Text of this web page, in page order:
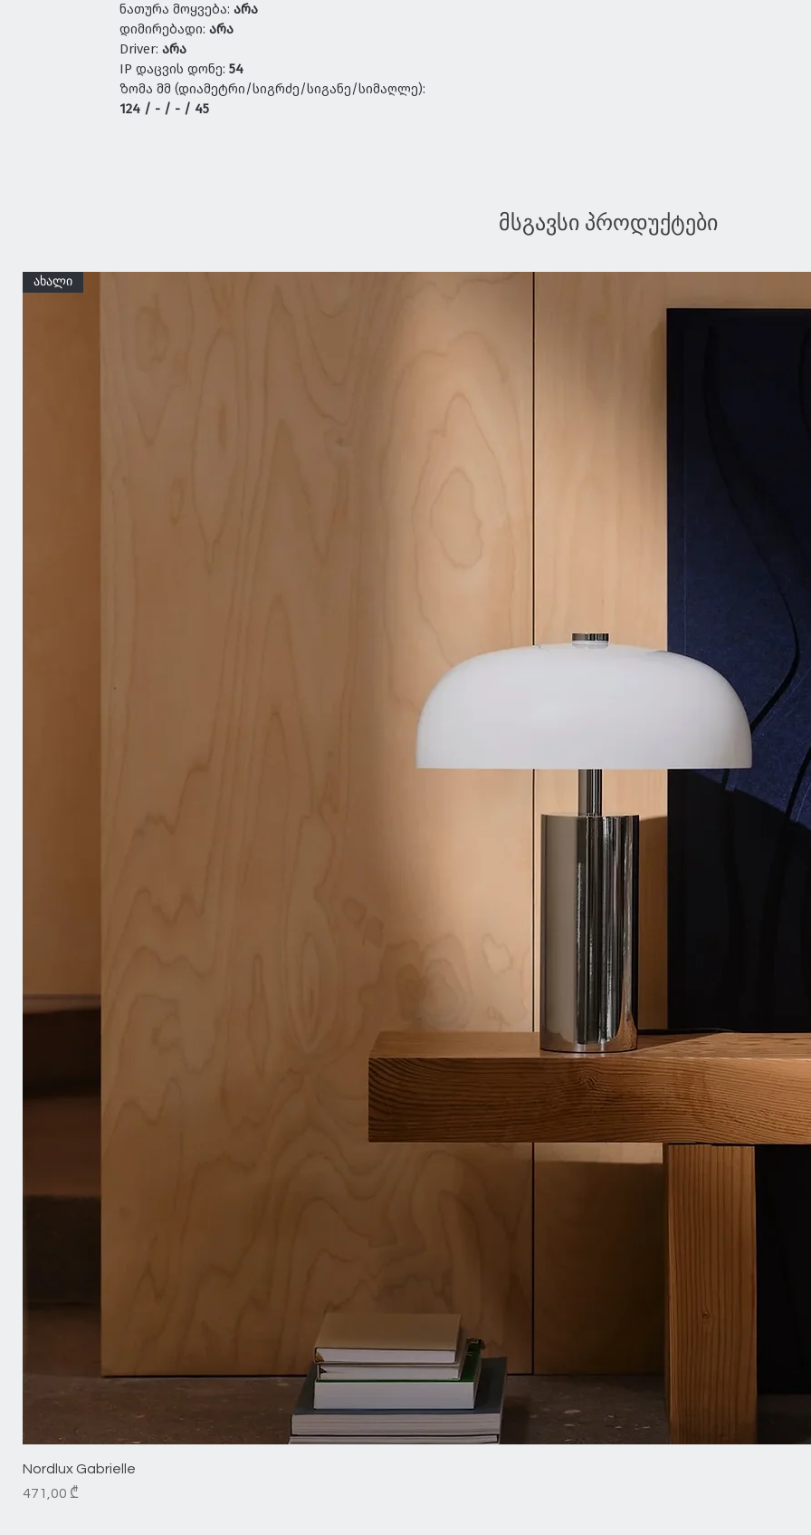
ნათურა მოყვება: არა
დიმირებადი: არა
Driver: არა
IP დაცვის დონე: 54
ზომა მმ (დიამეტრი/სიგრძე/სიგანე/სიმაღლე):
124 / - / - / 45
მსგავსი პროდუქტები
ახალი
Nordlux Gabrielle
Price
471,00 ₾